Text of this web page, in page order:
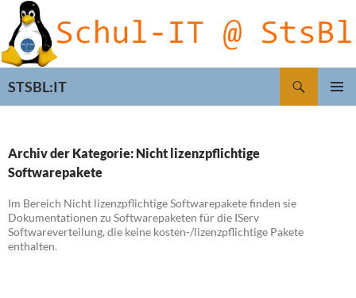
Zum
Inhalt
springen
STSBL:IT
Archiv der Kategorie: Nicht lizenzpflichtige
Softwarepakete
Im Bereich Nicht lizenzpflichtige Softwarepakete finden sie
Dokumentationen zu Softwarepaketen für die IServ
Softwareverteilung, die keine kosten-/lizenzpflichtige Pakete
enthalten.